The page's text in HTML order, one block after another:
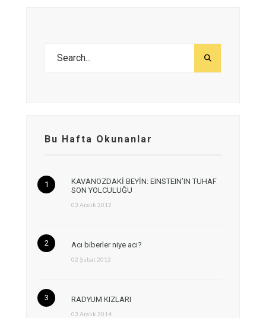
Bu Hafta Okunanlar
KAVANOZDAKİ BEYİN: EINSTEIN’IN TUHAF
SON YOLCULUĞU
03 Aralık 2012
Acı biberler niye acı?
02 Şubat 2012
RADYUM KIZLARI
03 Aralık 2014